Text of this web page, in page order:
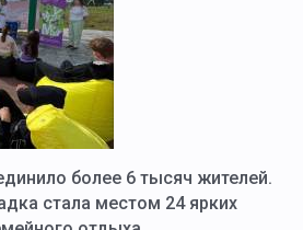
более 6 тысяч жителей.
стала местом 24 ярких